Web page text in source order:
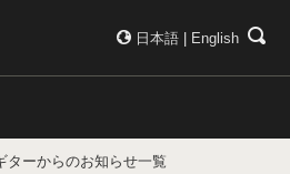
日本語 English
ターからのお知らせ一覧